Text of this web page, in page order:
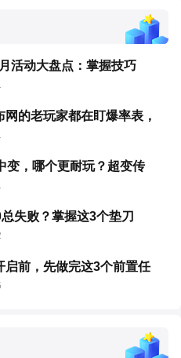
活动大盘点：掌握技巧
的老玩家都在盯爆率表，
变，哪个更耐玩？超变传
失败？掌握这3个垫刀
启前，先做完这3个前置任